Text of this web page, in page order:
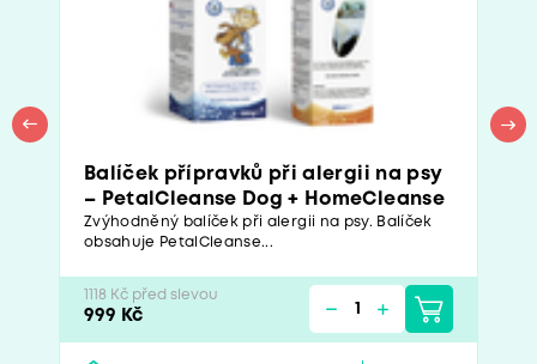
Balíček přípravků při alergii na psy
– PetalCleanse Dog + HomeCleanse
Zvýhodněný balíček při alergii na psy. Balíček
obsahuje PetalCleanse...
1118 Kč před slevou
999 Kč